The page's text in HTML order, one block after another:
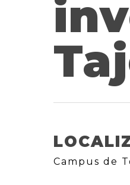
Campus de